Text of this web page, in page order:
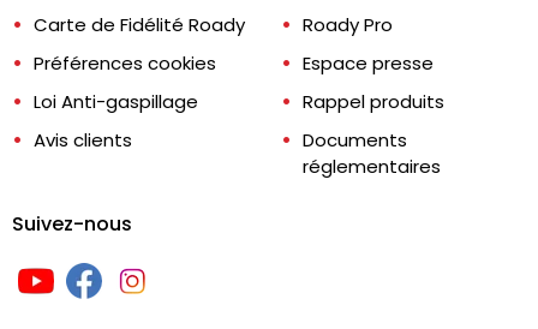
Carte de Fidélité Roady
Préférences cookies
Loi Anti-gaspillage
Avis clients
Roady Pro
Espace presse
Rappel produits
Documents
réglementaires
Suivez-nous